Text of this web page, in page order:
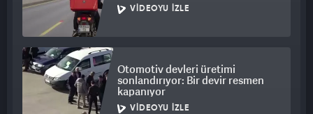
VIDEOYU İZLE
Otomotiv devleri üretimi
sonlandırıyor: Bir devir resmen
kapanıyor
VIDEOYU İZLE